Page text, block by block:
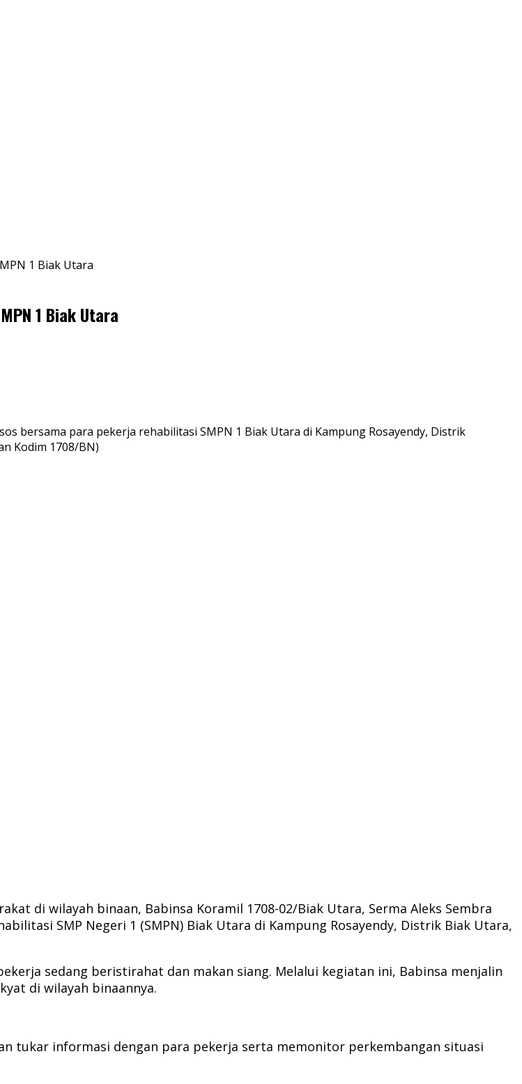
1 Biak Utara
1 Biak Utara
bersama para pekerja rehabilitasi SMPN 1 Biak Utara di Kampung Rosayendy, Distrik
Kodim 1708/BN)
di wilayah binaan, Babinsa Koramil 1708-02/Biak Utara, Serma Aleks Sembra
SMP Negeri 1 (SMPN) Biak Utara di Kampung Rosayendy, Distrik Biak Utara,
sedang beristirahat dan makan siang. Melalui kegiatan ini, Babinsa menjalin
di wilayah binaannya.
tukar informasi dengan para pekerja serta memonitor perkembangan situasi